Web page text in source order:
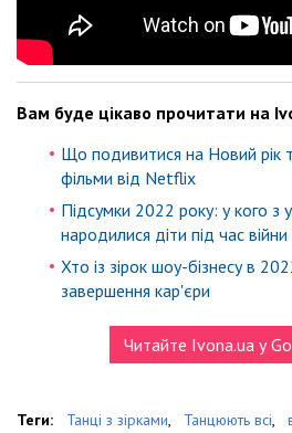
Вам буде цікаво прочитати на
Що подивитися на Новий рік
фільми від Netflix
Підсумки 2022 року: у кого з
народилися діти під час війни
Хто із зірок шоу-бізнесу в
завершення кар'єри
Читайте Ivona.ua у
Теги: Танці з зірками, Танцюють всі,